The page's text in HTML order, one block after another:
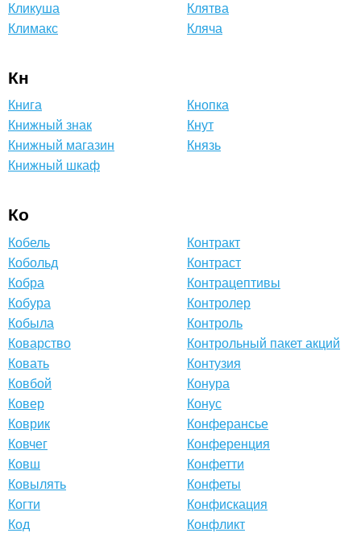
Кликуша
Климакс
Клятва
Кляча
Кн
Книга
Книжный знак
Книжный магазин
Книжный шкаф
Кнопка
Кнут
Князь
Ко
Кобель
Кобольд
Кобра
Кобура
Кобыла
Коварство
Ковать
Ковбой
Ковер
Коврик
Ковчег
Ковш
Ковылять
Когти
Код
Контракт
Контраст
Контрацептивы
Контролер
Контроль
Контрольный пакет акций
Контузия
Конура
Конус
Конферансье
Конференция
Конфетти
Конфеты
Конфискация
Конфликт